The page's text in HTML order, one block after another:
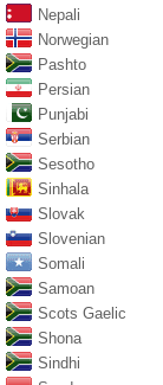
Nepali
Norwegian
Pashto
Persian
Punjabi
Serbian
Sesotho
Sinhala
Slovak
Slovenian
Somali
Samoan
Scots Gaelic
Shona
Sindhi